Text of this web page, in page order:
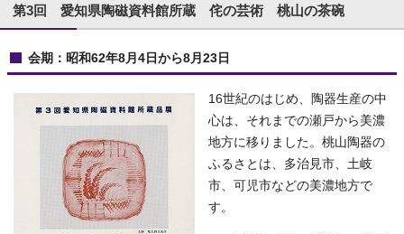
第3回 愛知県陶磁資料館所蔵 侘の芸術 桃山の茶碗
会期：昭和62年8月4日から8月23日
16世紀のはじめ、陶器生産の中
心は、それまでの瀬戸から美濃
地方に移りました。桃山陶器の
ふるさとは、多治見市、土岐
市、可児市などの美濃地方で
す。